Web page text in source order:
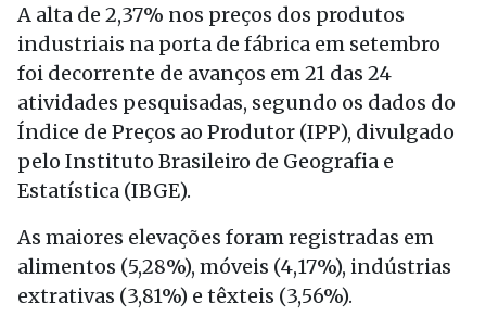
A alta de 2,37% nos preços dos produtos
industriais na porta de fábrica em setembro
foi decorrente de avanços em 21 das 24
atividades pesquisadas, segundo os dados do
Índice de Preços ao Produtor (IPP), divulgado
pelo Instituto Brasileiro de Geografia e
Estatística (IBGE).
As maiores elevações foram registradas em
alimentos (5,28%), móveis (4,17%), indústrias
extrativas (3,81%) e têxteis (3,56%).